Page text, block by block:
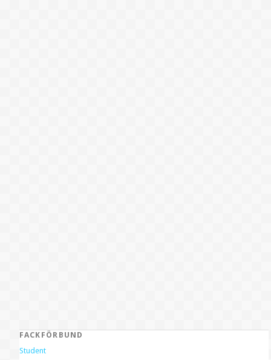
FACKFÖRBUND
Student